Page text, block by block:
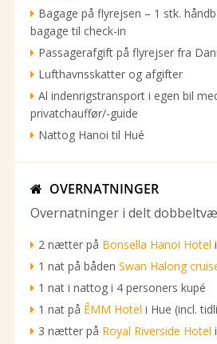
Bagage på flyrejsen – 1 stk.
bagage til check-in
Passagerafgift på flyrejser fra
Lufthavnsskatter og afgifter
Al indenrigstransport i egen bil
privatchauffør/-guide
Nattog Hanoi til Hué

OVERNATNINGER
Overnatninger i delt
2 nætter på Bonsella Hanoi Hotel
1 nat på båden Swan Halong
1 nat i nattog i 4 personers kupé
1 nat på ÊMM Hotel i Hue (incl.
3 nætter på Royal Riverside Hotel